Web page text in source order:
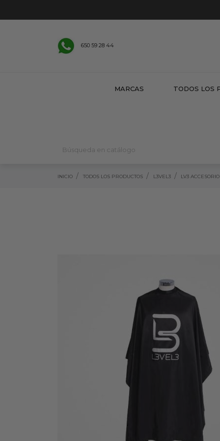
650 59 28 44
MARCAS TODOS LOS
INICIO TODOS LOS PRODUCTOS L3VEL3 LV3